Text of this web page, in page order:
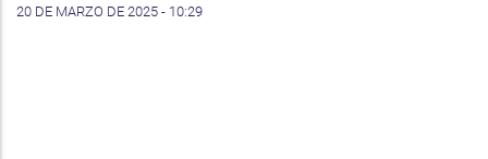
20 DE MARZO DE 2025 - 10:29